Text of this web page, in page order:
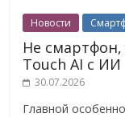
Новости
Не
Touch AI с ИИ
30.07.2026
Главной